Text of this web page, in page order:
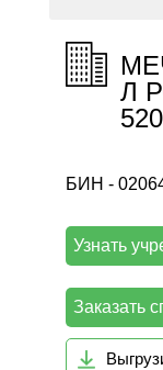
Л
520
БИН -
Узнать
Заказать